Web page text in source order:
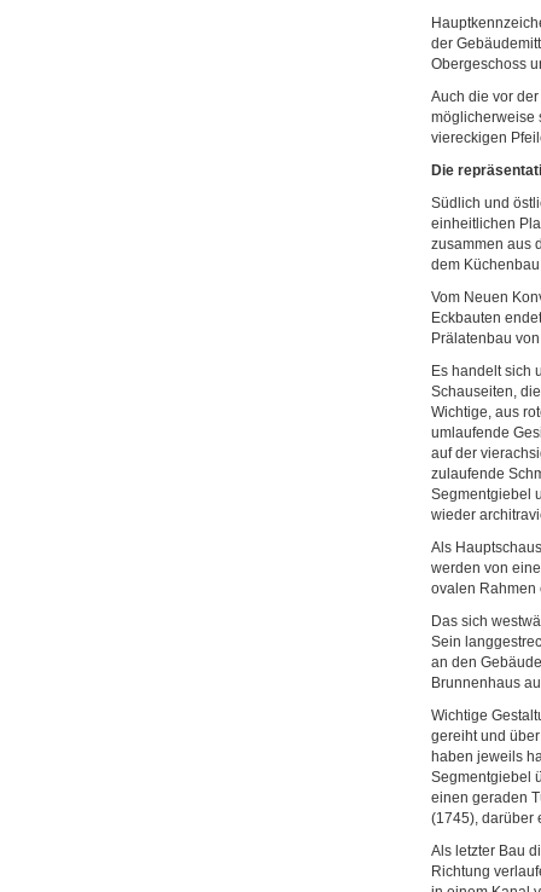
der
Obergeschoss
Auch die vor
möglicherweise
viereckigen
Die
Südlich und
einheitlichen
zusammen aus
dem
Vom Neuen
Eckbauten
Prälatenbau
Es handelt sich
Schauseiten,
Wichtige, aus
umlaufende
auf der
zulaufende
Segmentgiebel
wieder
Als
werden von
ovalen Rahmen
Das sich
Sein
an den
Brunnenhaus
Wichtige
gereiht und
haben jeweils
Segmentgiebel
einen geraden
(1745), darüber
Als letzter Bau
Richtung